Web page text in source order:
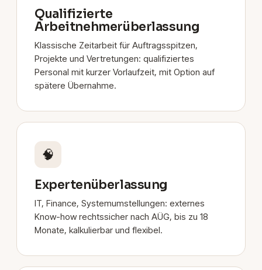
Qualifizierte
Arbeitnehmerüberlassung
Klassische Zeitarbeit für Auftragsspitzen,
Projekte und Vertretungen: qualifiziertes
Personal mit kurzer Vorlaufzeit, mit Option auf
spätere Übernahme.
🧠
Expertenüberlassung
IT, Finance, Systemumstellungen: externes
Know-how rechtssicher nach AÜG, bis zu 18
Monate, kalkulierbar und flexibel.